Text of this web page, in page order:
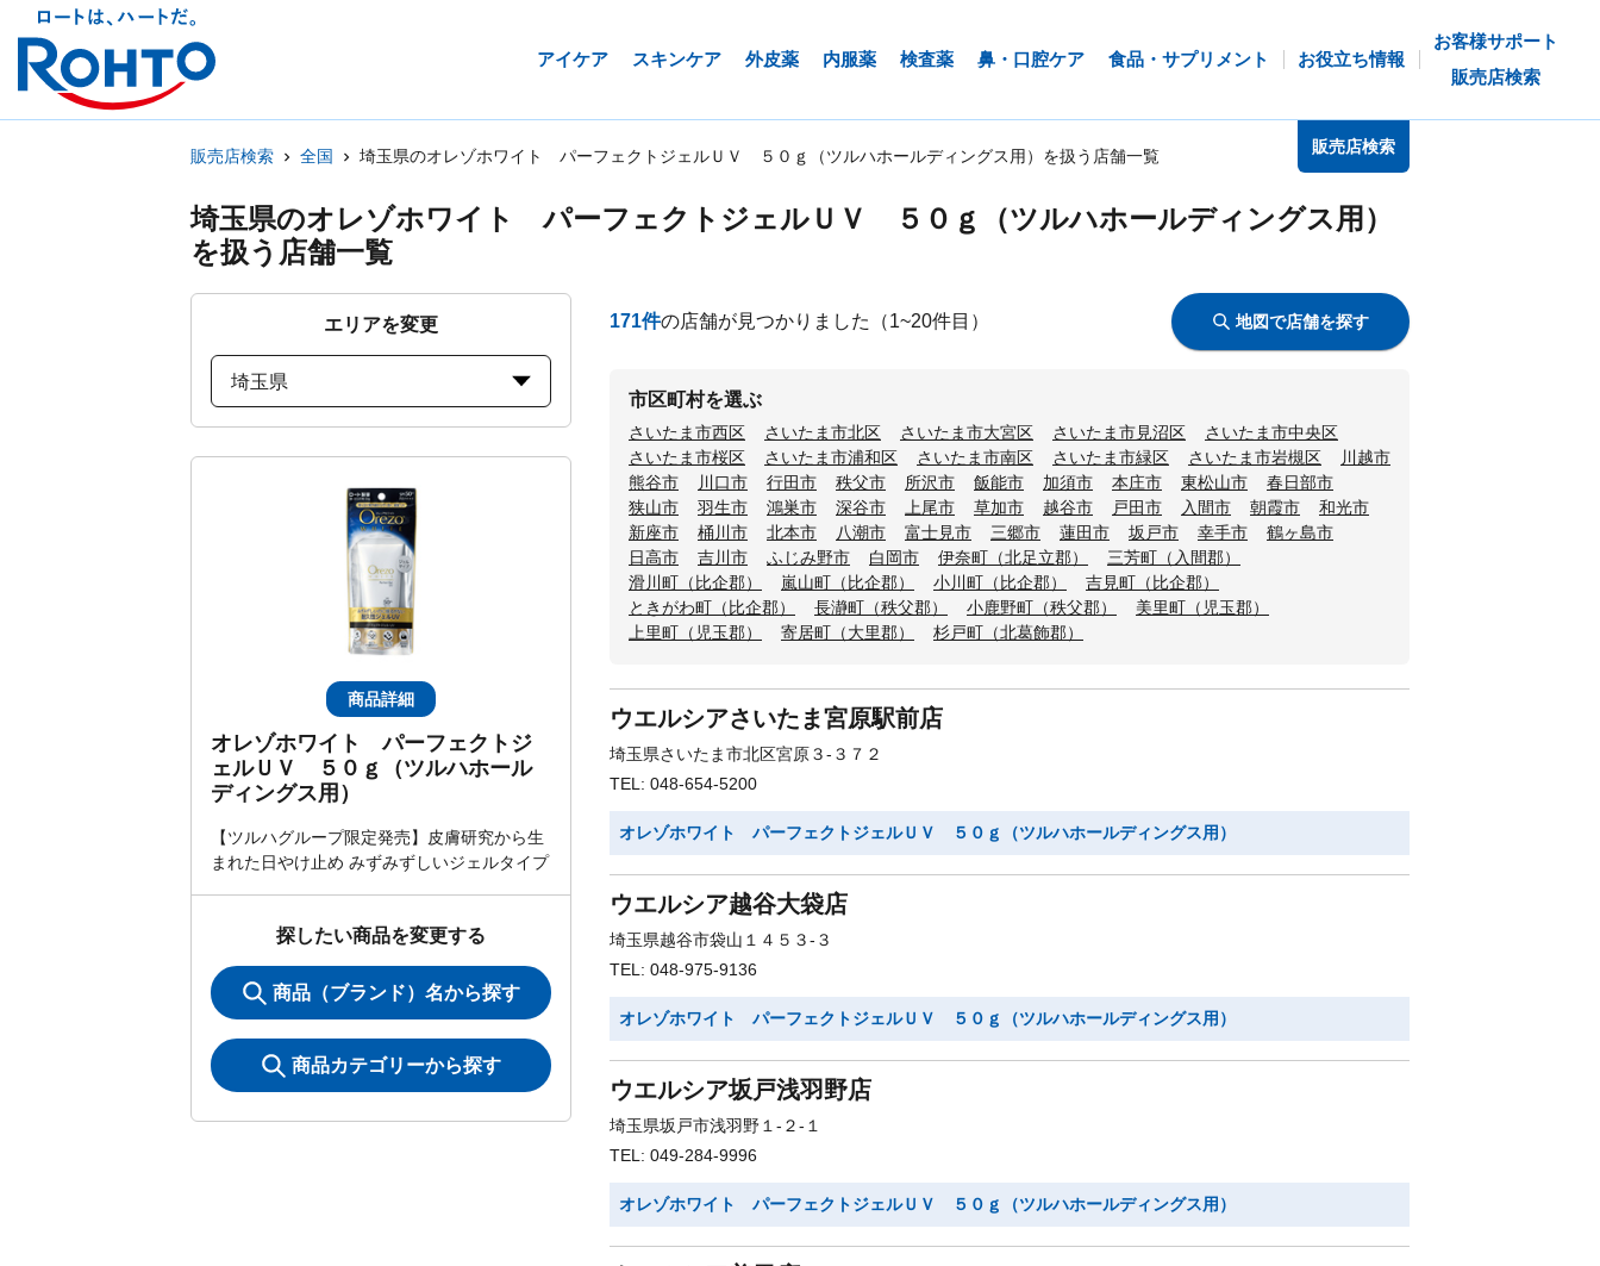
アイケア スキンケア 外皮薬 内服薬 検査薬 鼻・口腔ケア 食品・サプリメント お役立ち情報
お客様サポート
販売店検索
販売店検索 全国 埼玉県のオレゾホワイト パーフェクトジェルＵＶ ５０ｇ（ツルハホールディングス用）を扱う店舗一覧 販売店検索
埼玉県のオレゾホワイト パーフェクトジェルＵＶ ５０ｇ（ツルハホールディングス用）
を扱う店舗一覧
エリアを変更
埼玉県
商品詳細
オレゾホワイト パーフェクトジ
ェルＵＶ ５０ｇ（ツルハホール
ディングス用）
【ツルハグループ限定発売】皮膚研究から生
まれた日やけ止め みずみずしいジェルタイプ
探したい商品を変更する
商品（ブランド）名から探す
商品カテゴリーから探す
171件の店舗が見つかりました （1~20件目） 地図で店舗を探す
市区町村を選ぶ
さいたま市西区 さいたま市北区 さいたま市大宮区 さいたま市見沼区
さいたま市中央区
さいたま市桜区
さいたま市浦和区 さいたま市南区 さいたま市緑区 さいたま市岩槻区
川越市
熊谷市
川口市 行田市 秩父市 所沢市 飯能市 加須市 本庄市 東松山市
春日部市
狭山市
羽生市 鴻巣市 深谷市 上尾市 草加市 越谷市 戸田市 入間市 朝霞市
和光市
新座市
桶川市 北本市 八潮市 富士見市 三郷市 蓮田市 坂戸市 幸手市
鶴ヶ島市
日高市
吉川市 ふじみ野市 白岡市 伊奈町（北足立郡）
三芳町（入間郡）
滑川町（比企郡）
嵐山町（比企郡） 小川町（比企郡）
吉見町（比企郡）
ときがわ町（比企郡）
長瀞町（秩父郡） 小鹿野町（秩父郡）
美里町（児玉郡）
上里町（児玉郡）
寄居町（大里郡） 杉戸町（北葛飾郡）
ウエルシアさいたま宮原駅前店
埼玉県さいたま市北区宮原３-３７２
TEL: 048-654-5200
オレゾホワイト パーフェクトジェルＵＶ ５０ｇ（ツルハホールディングス用）
ウエルシア越谷大袋店
埼玉県越谷市袋山１４５３-３
TEL: 048-975-9136
オレゾホワイト パーフェクトジェルＵＶ ５０ｇ（ツルハホールディングス用）
ウエルシア坂戸浅羽野店
埼玉県坂戸市浅羽野１-２-１
TEL: 049-284-9996
オレゾホワイト パーフェクトジェルＵＶ ５０ｇ（ツルハホールディングス用）